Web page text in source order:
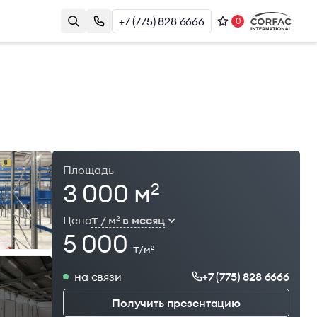
+7 (775) 828 6666 0
Площадь
3 000 м2
Цена₸ / м2в месяц
5 000 ₸/м2
на связи
+7 (775) 828 6666
Получить презентацию
Контакты